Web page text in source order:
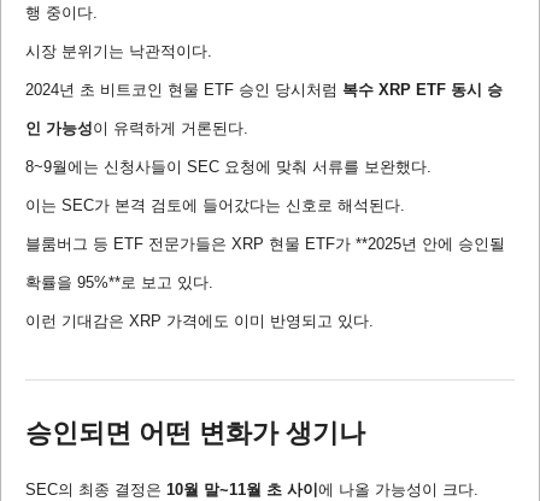
행 중이다.
시장 분위기는 낙관적이다.
2024년 초 비트코인 현물 ETF 승인 당시처럼 복수 XRP ETF 동시 승
인 가능성이 유력하게 거론된다.
8~9월에는 신청사들이 SEC 요청에 맞춰 서류를 보완했다.
이는 SEC가 본격 검토에 들어갔다는 신호로 해석된다.
블룸버그 등 ETF 전문가들은 XRP 현물 ETF가 **2025년 안에 승인될
확률을 95%**로 보고 있다.
이런 기대감은 XRP 가격에도 이미 반영되고 있다.
승인되면 어떤 변화가 생기나
SEC의 최종 결정은 10월 말~11월 초 사이 에 나올 가능성이 크다.